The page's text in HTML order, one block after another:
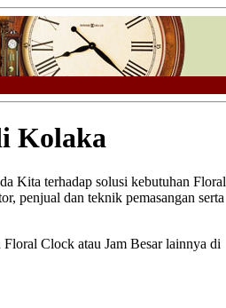
Kolaka
Kita terhadap solusi kebutuhan Floral
penjual dan teknik pemasangan serta
Clock atau Jam Besar lainnya di